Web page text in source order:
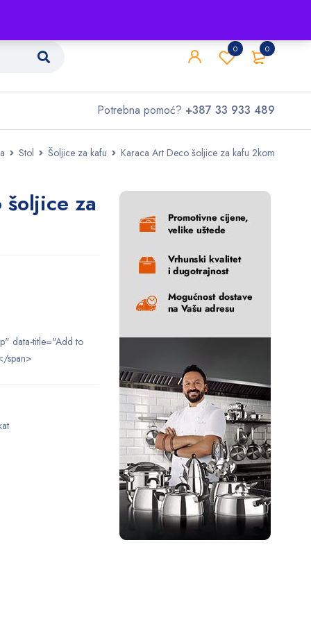
0
0
Potrebna pomoć? +387 33 933 489
Stol Šoljice za kafu Karaca Art Deco šoljice za kafu 2kom
šoljice za
data-title="Add to
span>